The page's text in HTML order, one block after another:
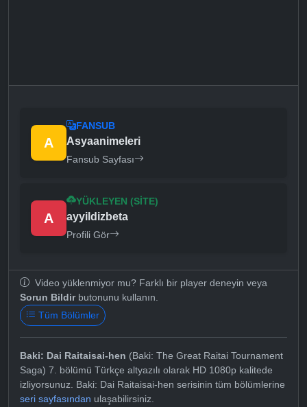
A
FANSUB
Asyaanimeleri
Fansub Sayfası
A
YÜKLEYEN (SITE)
ayyildizbeta
Profili Gör
Video yüklenmiyor mu? Farklı bir player deneyin veya
Sorun Bildirbutonunu kullanın.
Tüm Bölümler
Baki: Dai Raitaisai-hen (Baki: The Great Raitai Tournament
Saga) 7. bölümü Türkçe altyazılı olarak HD 1080p kalitede
izliyorsunuz. Baki: Dai Raitaisai-hen serisinin tüm bölümlerine
seri sayfasından ulaşabilirsiniz.